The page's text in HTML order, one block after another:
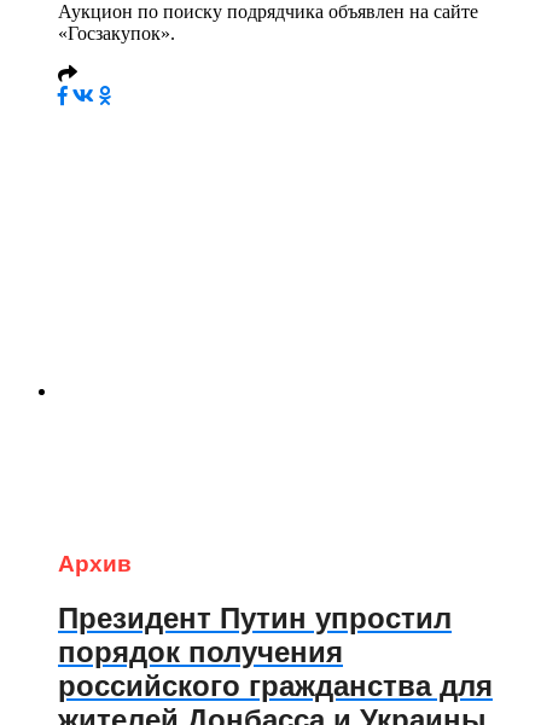
Аукцион по поиску подрядчика объявлен на сайте
«Госзакупок».
Архив
Президент Путин упростил
порядок получения
российского гражданства для